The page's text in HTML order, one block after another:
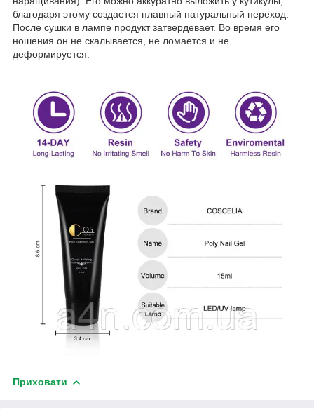
благодаря этому создается плавный натуральный переход.
После сушки в лампе продукт затвердевает. Во время его
ношения он не скалывается, не ломается и не
деформируется.
Приховати